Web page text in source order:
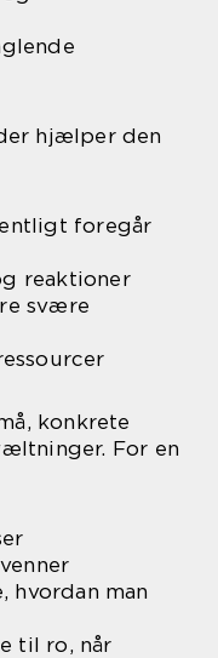
hjælper den
foregår
reaktioner
svære
konkrete
For en
man
til ro, når